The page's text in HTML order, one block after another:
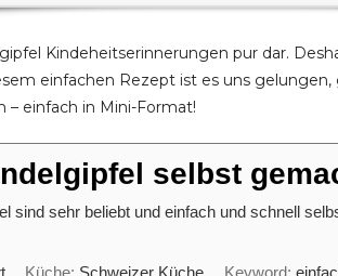
Kindeheitserinnerungen pur dar.
einfachen Rezept ist es uns
– einfach in Mini-Format!
selbst
sind sehr beliebt und einfach und schnell
Küche: Schweizer Küche Keyword: